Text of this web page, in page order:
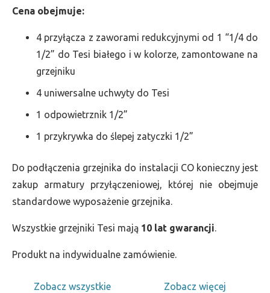
Cena obejmuje:
4 przyłącza z zaworami redukcyjnymi od 1 “1/4 do
1/2” do Tesi białego i w kolorze, zamontowane na
grzejniku
4 uniwersalne uchwyty do Tesi
1 odpowietrznik 1/2”
1 przykrywka do ślepej zatyczki 1/2”
Do podłączenia grzejnika do instalacji CO konieczny jest
zakup armatury przyłączeniowej, której nie obejmuje
standardowe wyposażenie grzejnika.
Wszystkie grzejniki Tesi mają 10 lat gwarancji.
Produkt na indywidualne zamówienie.
Zobacz wszystkie
Zobacz więcej